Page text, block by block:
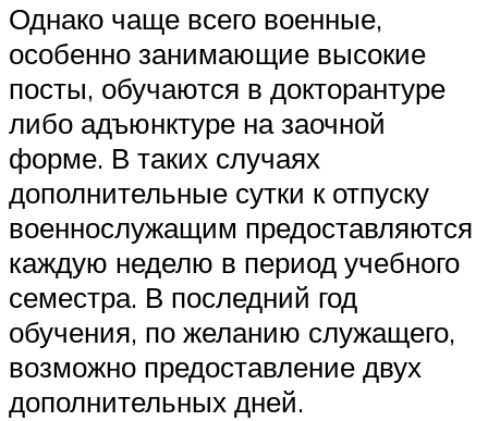
Однако чаще всего военные,
особенно занимающие высокие
посты, обучаются в докторантуре
либо адъюнктуре на заочной
форме. В таких случаях
дополнительные сутки к отпуску
военнослужащим предоставляются
каждую неделю в период учебного
семестра. В последний год
обучения, по желанию служащего,
возможно предоставление двух
дополнительных дней.